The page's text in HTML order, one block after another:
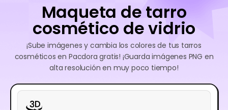
Maqueta de tarro
cosmético de vidrio
¡Sube imágenes y cambia los colores de tus tarros
cosméticos en Pacdora gratis! ¡Guarda imágenes PNG en
alta resolución en muy poco tiempo!